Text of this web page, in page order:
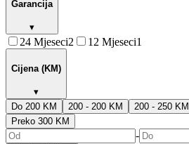
Garancija
▾
24 Mjeseci2 12 Mjeseci1
Cijena (KM)
▾
Do 200 KM
200 - 200 KM 200 - 250 KM
Preko 300 KM
-